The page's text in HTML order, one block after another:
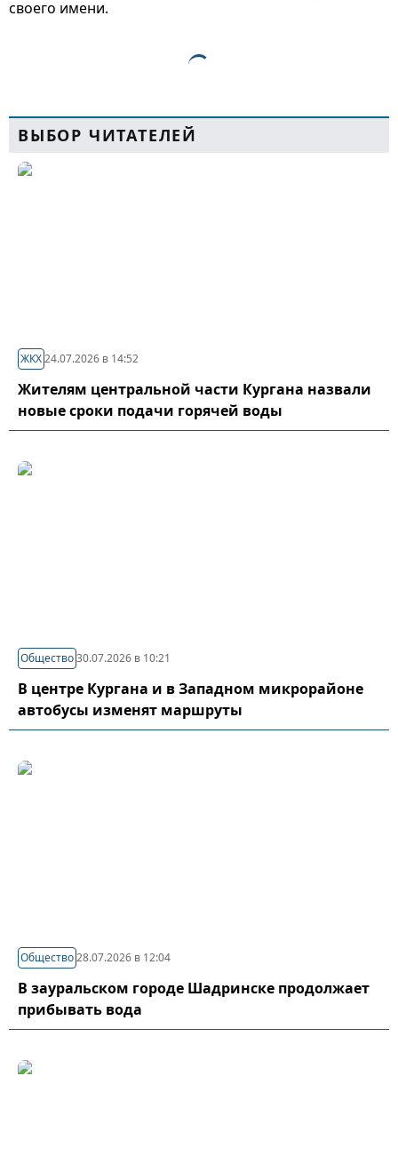
своего имени.
ВЫБОР ЧИТАТЕЛЕЙ
ЖКХ24.07.2026 в 14:52
Жителям центральной части Кургана назвали
новые сроки подачи горячей воды
Общество30.07.2026 в 10:21
В центре Кургана и в Западном микрорайоне
автобусы изменят маршруты
Общество28.07.2026 в 12:04
В зауральском городе Шадринске продолжает
прибывать вода